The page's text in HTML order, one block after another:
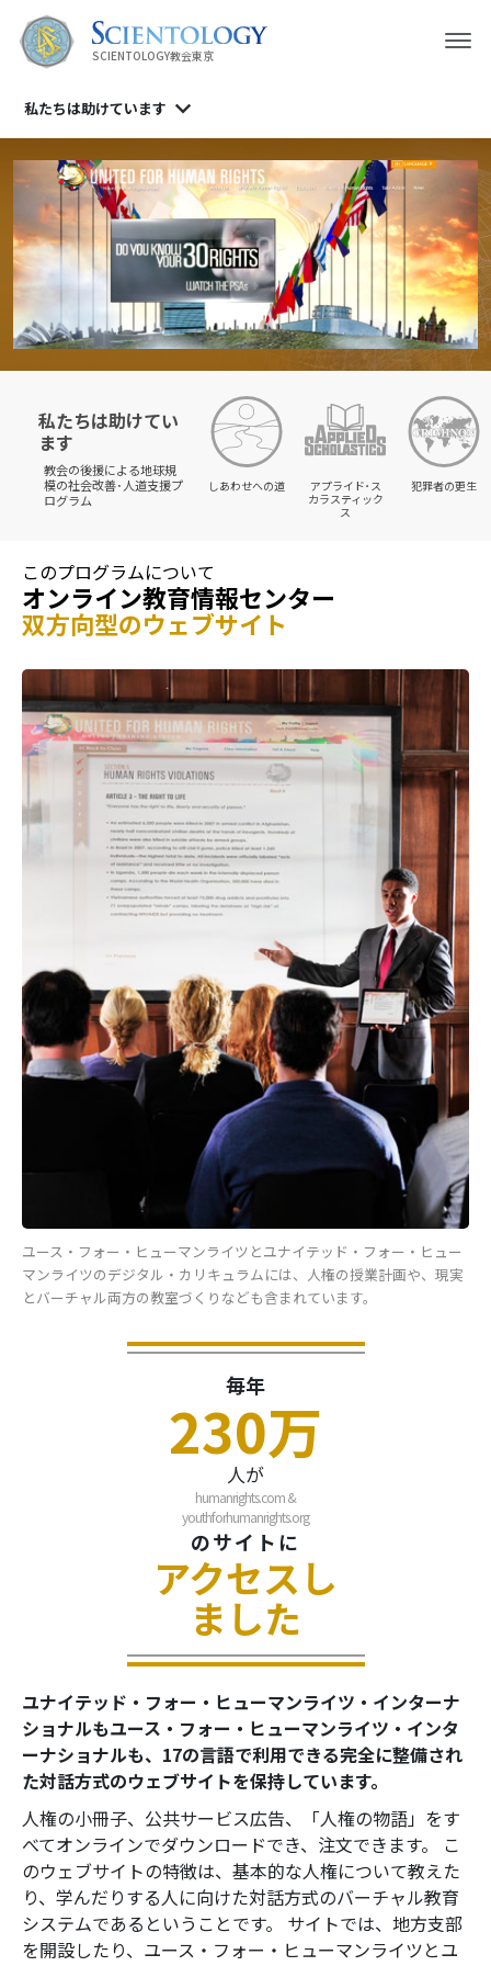
SCIENTOLOGY教会東京
私たちは助けています
私たちは助けてい
ます
教会の後援による地球規
模の社会改善･人道支援プ
ログラム
しあわせへの道
アプライド･ス
カラスティック
ス
犯罪者の更生
このプログラムについて
オンライン教育情報センター
双方向型のウェブサイト
ユース・フォー・ヒューマンライツとユナイテッド・フォー・ヒュー
マンライツのデジタル・カリキュラムには、人権の授業計画や、現実
とバーチャル両方の教室づくりなども含まれています。
毎年
230万
人が
humanrights.com &
youthforhumanrights.org
のサイトに
アクセスし
ました
ユナイテッド・フォー・ヒューマンライツ・インターナ
ショナルもユース・フォー・ヒューマンライツ・インタ
ーナショナルも、17の言語で利用できる完全に整備され
た対話方式のウェブサイトを保持しています。
人権の小冊子、公共サービス広告、「人権の物語」をす
べてオンラインでダウンロードでき、注文できます。
こ
のウェブサイトの特徴は、基本的な人権について教えた
り、学んだりする人に向けた対話方式のバーチャル教育
システムであるということです。 サイトでは、地方支部
を開設したり、ユース・フォー・ヒューマンライツとユ